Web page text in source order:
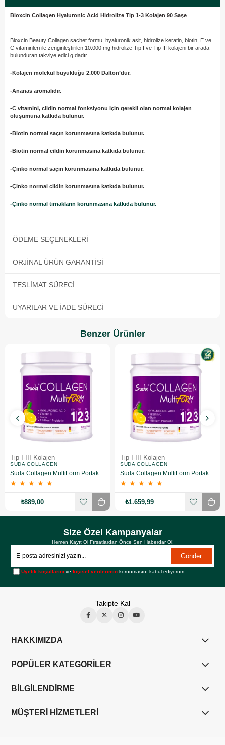
Bioxcin Collagen Hyaluronic Acid Hidrolize Tip 1-3 Kolajen 90 Saşe
Bioxcin Beauty Collagen sachet formu, hyaluronik asit, hidrolize keratin, biotin, E ve
C vitaminleri ile zenginleştirilen 10.000 mg hidrolize Tip I ve Tip III kolajeni bir arada
bulunduran takviye edici gıdadır.
-Kolajen molekül büyüklüğü 2.000 Dalton’dur.
-Ananas aromalıdır.
-C vitamini, cildin normal fonksiyonu için gerekli olan normal kolajen
oluşumuna katkıda bulunur.
-Biotin normal saçın korunmasına katkıda bulunur.
-Biotin normal cildin korunmasına katkıda bulunur.
-Çinko normal saçın korunmasına katkıda bulunur.
-Çinko normal cildin korunmasına katkıda bulunur.
-Çinko normal tırnakların korunmasına katkıda bulunur.
ÖDEME SEÇENEKLERI
ORJINAL ÜRÜN GARANTISI
TESLIMAT SÜRECI
UYARILAR VE İADE SÜRECI
Benzer Ürünler
Tip I-III Kolajen
SUDA COLLAGEN
Suda Collagen MultiForm Portakal Aromalı Takviye Edici Gıda 360 g
★ ★ ★ ★ ★
₺889,00
Tip I-III Kolajen
SUDA COLLAGEN
Suda Collagen MultiForm Portakal Aromalı Takviye Edici Gıda 360 g 2 Adet
★ ★ ★ ★ ★
₺1.659,99
Size Özel Kampanyalar
Hemen Kayıt Ol Fırsatlardan Önce Sen Haberdar Ol!
Gönder
Üyelik koşullarını vekişisel verilerimin korunmasını kabul ediyorum.
Takipte Kal
HAKKIMIZDA
POPÜLER KATEGORİLER
BİLGİLENDİRME
MÜŞTERİ HİZMETLERİ